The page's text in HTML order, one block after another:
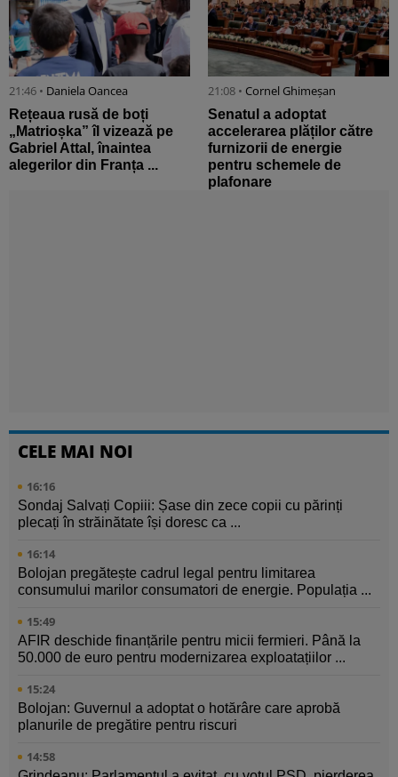
21:46 • Daniela Oancea
Rețeaua rusă de boți
„Matrioșka” îl vizează pe
Gabriel Attal, înaintea
alegerilor din Franța ...
21:08 • Cornel Ghimeșan
Senatul a adoptat
accelerarea plăților către
furnizorii de energie
pentru schemele de
plafonare
CELE MAI NOI
16:16
Sondaj Salvați Copiii: Șase din zece copii cu părinți
plecați în străinătate își doresc ca ...
16:14
Bolojan pregătește cadrul legal pentru limitarea
consumului marilor consumatori de energie. Populația ...
15:49
AFIR deschide finanțările pentru micii fermieri. Până la
50.000 de euro pentru modernizarea exploatațiilor ...
15:24
Bolojan: Guvernul a adoptat o hotărâre care aprobă
planurile de pregătire pentru riscuri
14:58